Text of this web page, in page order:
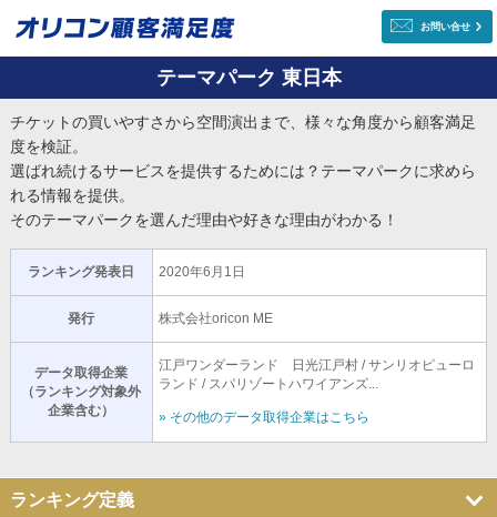
お問い合せ
テーマパーク 東日本
チケットの買いやすさから空間演出まで、様々な角度から顧客満足
度を検証。
選ばれ続けるサービスを提供するためには？テーマパークに求めら
れる情報を提供。
そのテーマパークを選んだ理由や好きな理由がわかる！
ランキング発表日 2020年6月1日
発行 株式会社oricon ME
データ取得企業
（ランキング対象外
企業含む）
江戸ワンダーランド 日光江戸村 / サンリオピューロ
ランド / スパリゾートハワイアンズ...
» その他のデータ取得企業はこちら
ランキング定義